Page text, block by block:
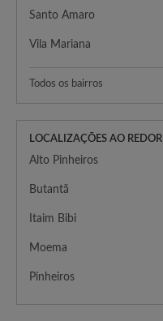
Santo Amaro
Vila Mariana
Todos os bairros
LOCALIZAÇÕES AO REDOR
Alto Pinheiros
Butantã
Itaim Bibi
Moema
Pinheiros